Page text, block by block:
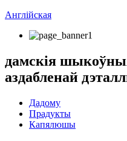
Англійская
дамскія
аздабленай
Дадому
Прадукты
Капялюшы